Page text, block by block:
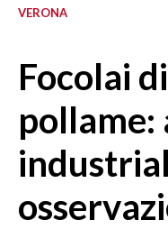
PROVINCIA DI CAGLIARI
MEDIO CAMPIDANO
SASSARI E PROVINCIA
GALLURA
NUORO E PROVINCIA
OGLIASTRA
VERONA
Focolai
pollame: